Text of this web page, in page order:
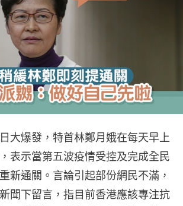
大爆發，特首林鄭月娥在每天早上
表示當第五波疫情受控及完成全民
新通關。言論引起部份網民不滿，
聞下留言，指目前香港應該專注抗